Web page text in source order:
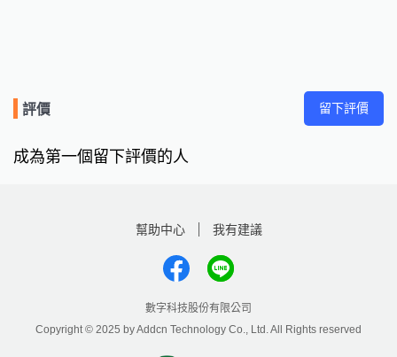
評價 留下評價
成為第一個留下評價的人
幫助中心 我有建議
數字科技股份有限公司
Copyright © 2025 by Addcn Technology Co., Ltd. All Rights reserved